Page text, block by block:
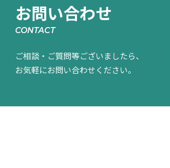
お問い合わせ
ご相談・ご質問等ございましたら、
お気軽にお問い合わせください。